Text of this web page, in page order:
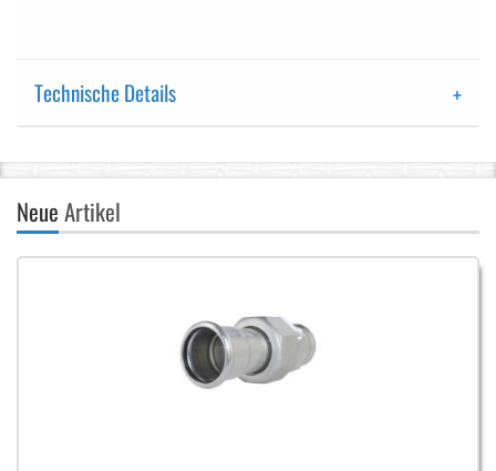
Technische Details
NeueArtikel